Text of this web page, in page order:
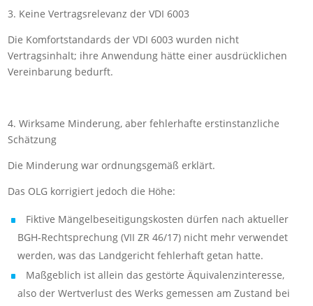
3. Keine Vertragsrelevanz der VDI 6003
Die Komfortstandards der VDI 6003 wurden nicht
Vertragsinhalt; ihre Anwendung hätte einer ausdrücklichen
Vereinbarung bedurft.
4. Wirksame Minderung, aber fehlerhafte erstinstanzliche
Schätzung
Die Minderung war ordnungsgemäß erklärt.
Das OLG korrigiert jedoch die Höhe:
Fiktive Mängelbeseitigungskosten dürfen nach aktueller
BGH‑Rechtsprechung (VII ZR 46/17) nicht mehr verwendet
werden, was das Landgericht fehlerhaft getan hatte.
Maßgeblich ist allein das gestörte Äquivalenzinteresse,
also der Wertverlust des Werks gemessen am Zustand bei